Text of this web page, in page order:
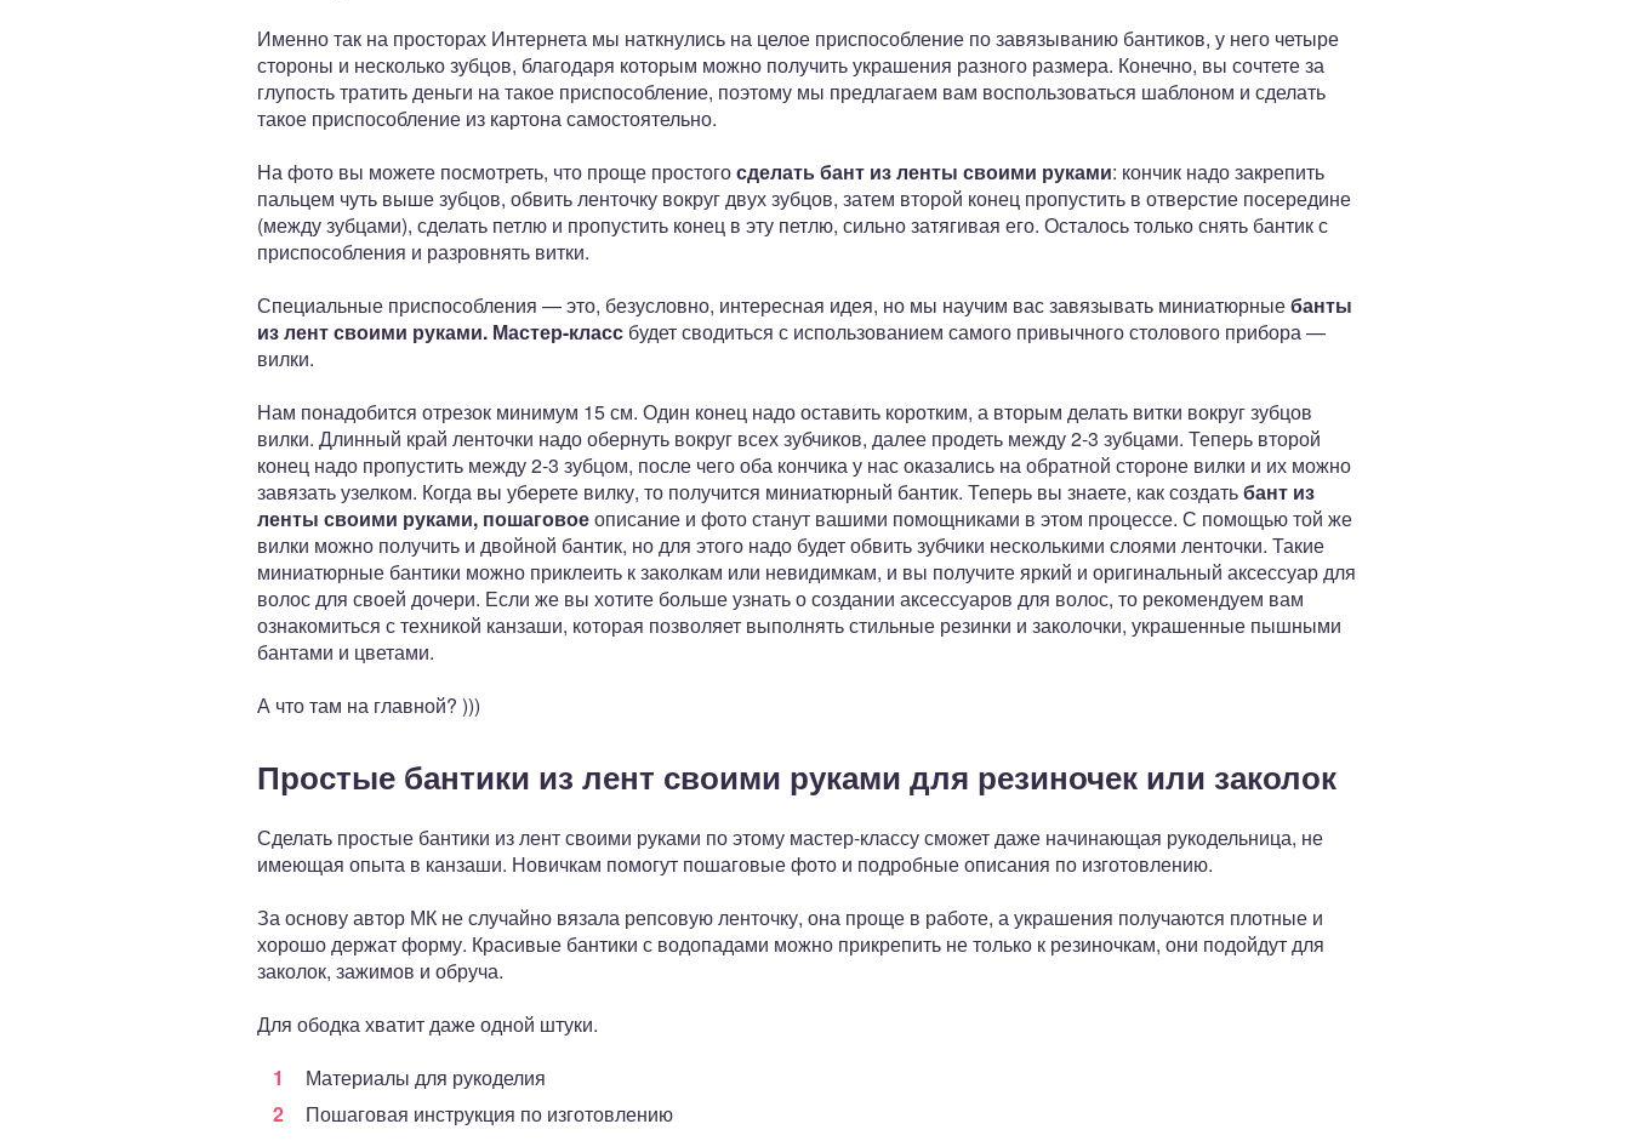
Именно так на просторах Интернета мы наткнулись на целое приспособление по завязыванию бантиков, у него четыре
стороны и несколько зубцов, благодаря которым можно получить украшения разного размера. Конечно, вы сочтете за
глупость тратить деньги на такое приспособление, поэтому мы предлагаем вам воспользоваться шаблоном и сделать
такое приспособление из картона самостоятельно.
На фото вы можете посмотреть, что проще простогосделать бант из ленты своими руками: кончик надо закрепить
пальцем чуть выше зубцов, обвить ленточку вокруг двух зубцов, затем второй конец пропустить в отверстие посередине
(между зубцами), сделать петлю и пропустить конец в эту петлю, сильно затягивая его. Осталось только снять бантик с
приспособления и разровнять витки.
Специальные приспособления — это, безусловно, интересная идея, но мы научим вас завязывать миниатюрныебанты
из лент своими руками. Мастер-класс будет сводиться с использованием самого привычного столового прибора —
вилки.
Нам понадобится отрезок минимум 15 см. Один конец надо оставить коротким, а вторым делать витки вокруг зубцов
вилки. Длинный край ленточки надо обернуть вокруг всех зубчиков, далее продеть между 2-3 зубцами. Теперь второй
конец надо пропустить между 2-3 зубцом, после чего оба кончика у нас оказались на обратной стороне вилки и их можно
завязать узелком. Когда вы уберете вилку, то получится миниатюрный бантик. Теперь вы знаете, как создатьбант из
ленты своими руками, пошаговоеописание и фото станут вашими помощниками в этом процессе. С помощью той же
вилки можно получить и двойной бантик, но для этого надо будет обвить зубчики несколькими слоями ленточки. Такие
миниатюрные бантики можно приклеить к заколкам или невидимкам, и вы получите яркий и оригинальный аксессуар для
волос для своей дочери. Если же вы хотите больше узнать о создании аксессуаров для волос, то рекомендуем вам
ознакомиться с техникой канзаши, которая позволяет выполнять стильные резинки и заколочки, украшенные пышными
бантами и цветами.
А что там на главной? )))
Простые бантики из лент своими руками для резиночек или заколок
Сделать простые бантики из лент своими руками по этому мастер-классу сможет даже начинающая рукодельница, не
имеющая опыта в канзаши. Новичкам помогут пошаговые фото и подробные описания по изготовлению.
За основу автор МК не случайно вязала репсовую ленточку, она проще в работе, а украшения получаются плотные и
хорошо держат форму. Красивые бантики с водопадами можно прикрепить не только к резиночкам, они подойдут для
заколок, зажимов и обруча.
Для ободка хватит даже одной штуки.
Материалы для рукоделия
Пошаговая инструкция по изготовлению